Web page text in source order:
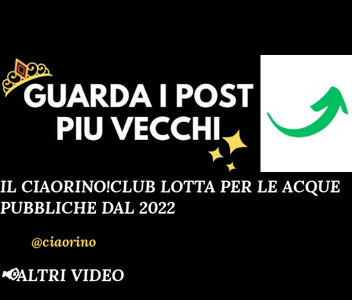
IL CIAORINO!CLUB LOTTA PER LE ACQUE
PUBBLICHE DAL 2022
@ciaorino
📢ALTRI VIDEO